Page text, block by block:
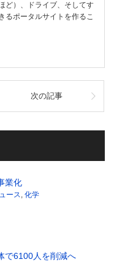
ど）、ドライブ、そしてす
るポータルサイトを作るこ
次の記事
業化
ース, 化学
で6100人を削減へ